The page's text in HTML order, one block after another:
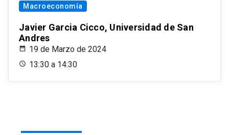
Macroeconomía
Javier Garcia Cicco, Universidad de San
Andres
19 de Marzo de 2024
13:30 a 14:30